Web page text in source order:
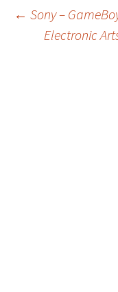
Post
← Sony –
Electronic